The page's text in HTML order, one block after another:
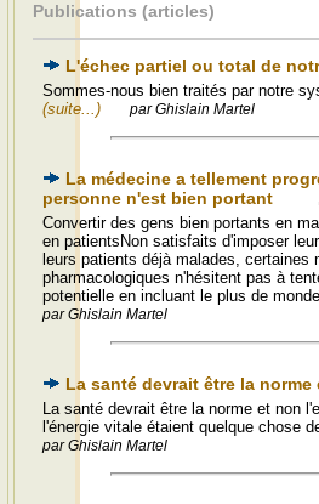
Publications (articles)
L'échec partiel ou total de
Sommes-nous bien traités par notre
(suite...)
par Ghislain Martel
La médecine a tellement
personne n'est bien portant
Convertir des gens bien portants en
en patientsNon satisfaits d'imposer
leurs patients déjà malades, certaines
pharmacologiques n'hésitent pas à
potentielle en incluant le plus de
par Ghislain Martel
La santé devrait être la
La santé devrait être la norme et non
l'énergie vitale étaient quelque chose
par Ghislain Martel